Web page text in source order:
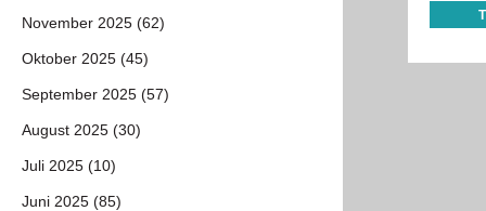
November 2025 (62)
Oktober 2025 (45)
September 2025 (57)
August 2025 (30)
Juli 2025 (10)
Juni 2025 (85)